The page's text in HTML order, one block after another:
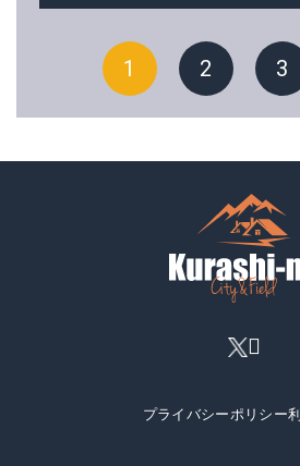
1 2 3
プライバシーポリシー